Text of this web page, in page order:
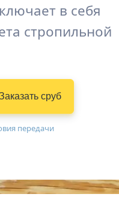
в себя
стропильной
сруб
передачи